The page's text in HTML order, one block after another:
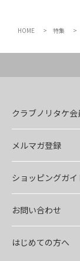
HOME 特集
クラブノリタケ会
メルマガ登録
ショッピングガイ
お問い合わせ
はじめての方へ